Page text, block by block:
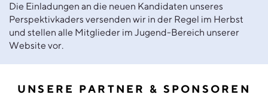
Die Einladungen an die neuen Kandidaten unseres
Perspektivkaders versenden wir in der Regel im Herbst
und stellen alle Mitglieder im Jugend-Bereich unserer
Website vor.
UNSERE PARTNER & SPONSOREN